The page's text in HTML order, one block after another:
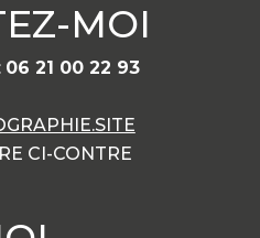
MOI
06 21 00 22 93
CI-CONTRE